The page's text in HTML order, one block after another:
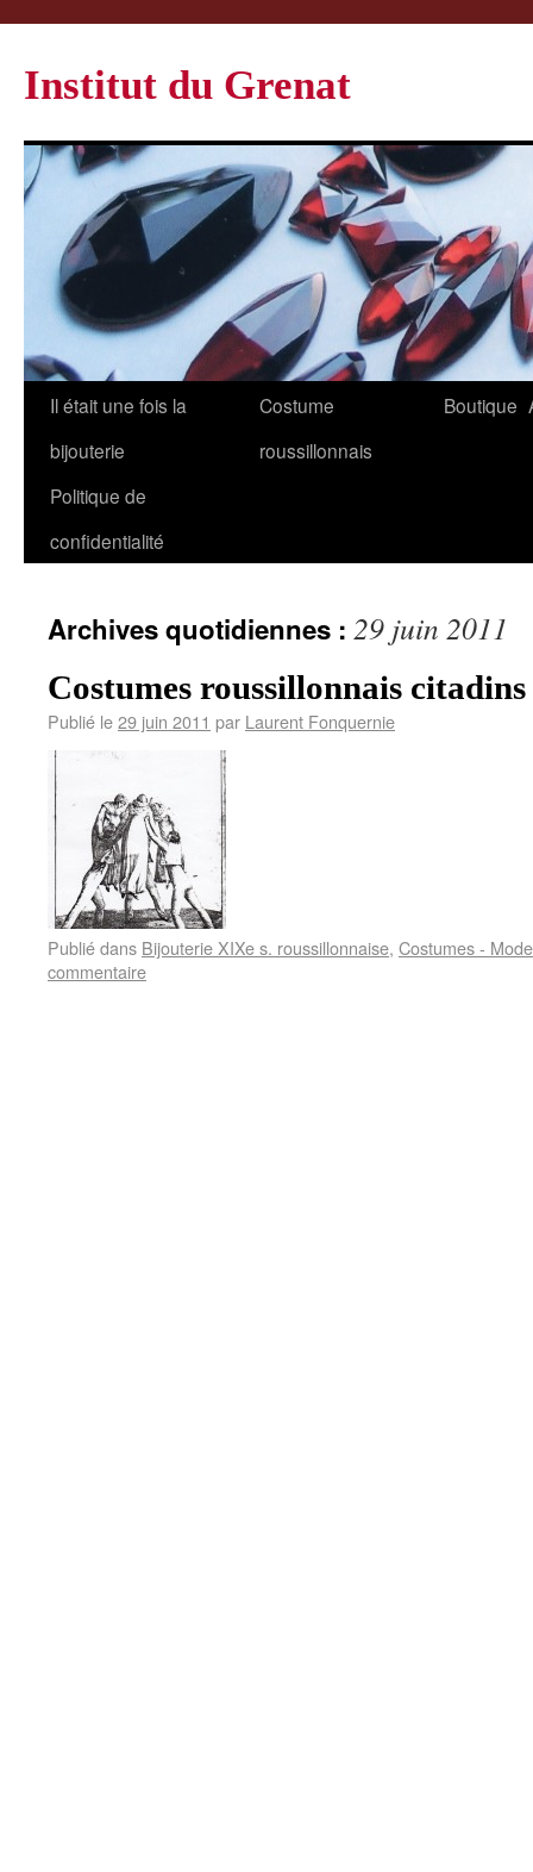
Institut du Grenat
Il était une fois la
bijouterie
Costume
roussillonnais
Boutique
Politique de
confidentialité
Archives quotidiennes : 29 juin 2011
Costumes roussillonnais citadins
Publié le29 juin 2011 par Laurent Fonquernie
Publié dans Bijouterie XIXe s. roussillonnaise, Costumes -
commentaire